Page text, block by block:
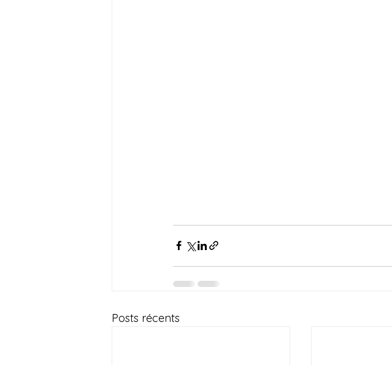
Posts récents